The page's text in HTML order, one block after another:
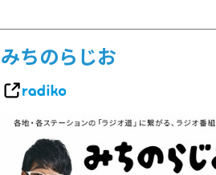
みちのらじお